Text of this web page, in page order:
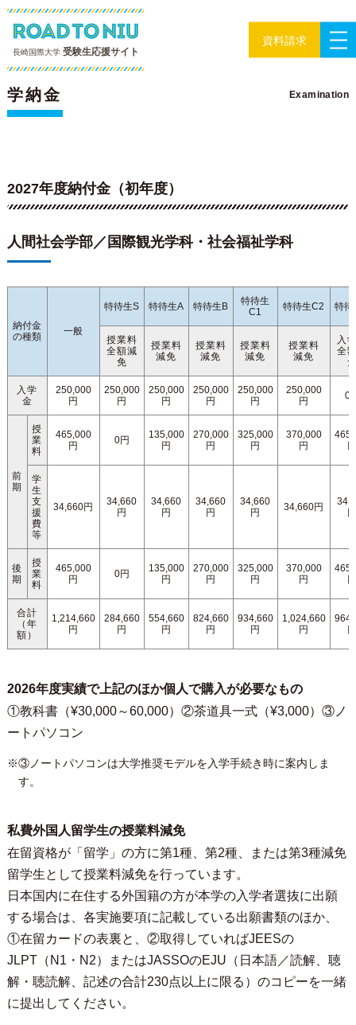
長崎国際大学 受験生応援サイト
資料請求
学納金
入試ガイド
Examination
2027年度納付金（初年度）
人間社会学部／国際観光学科・社会福祉学科
納付金
の種類
一般
特待生S 特待生A 特待生B
特待生
C1
特待生C2 特待
授業料
全額減
免
授業料
減免
授業料
減免
授業料
減免
授業料
減免
入
全
入学
金
250,000
円
250,000
円
250,000
円
250,000
円
250,000
円
250,000
円
0
前
期
授
業
料
465,000
円
0円
135,000
円
270,000
円
325,000
円
370,000
円
学
生
支
援
費
等
34,660円
34,660
円
34,660
円
34,660
円
34,660
円
34,660円
後
期
授
業
料
465,000
円
0円
135,000
円
270,000
円
325,000
円
370,000
円
合計
（年
額）
1,214,660
円
284,660
円
554,660
円
824,660
円
934,660
円
1,024,660
円
2026年度実績で上記のほか個人で購入が必要なもの
①教科書（¥30,000～60,000）②茶道具一式（¥3,000）③ノ
ートパソコン
※③ノートパソコンは大学推奨モデルを入学手続き時に案内しま
す。
私費外国人留学生の授業料減免
在留資格が「留学」の方に第1種、第2種、または第3種減免
留学生として授業料減免を行っています。
日本国内に在住する外国籍の方が本学の入学者選抜に出願
する場合は、各実施要項に記載している出願書類のほか、
①在留カードの表裏と、②取得していればJEESの
JLPT（N1・N2）またはJASSOのEJU（日本語／読解、聴
解・聴読解、記述の合計230点以上に限る）のコピーを一緒
に提出してください。